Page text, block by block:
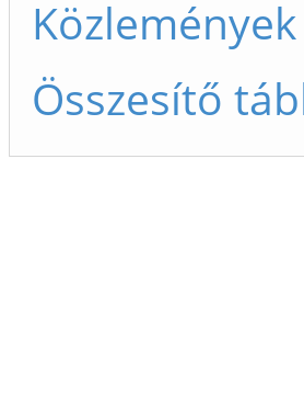
Közlemények
Összesítő